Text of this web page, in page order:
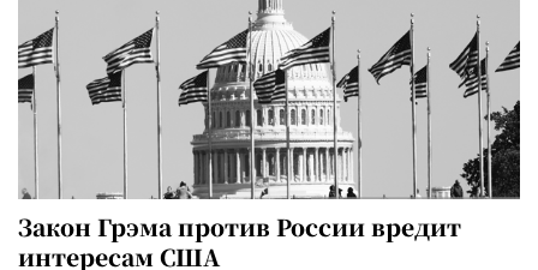
Закон Грэма против России вредит
интересам США